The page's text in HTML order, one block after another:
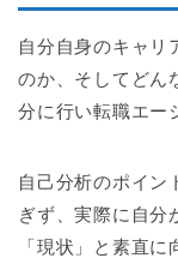
自分自身のキャリ
のか、そしてどん
分に行い転職エー
自己分析のポイン
ぎず、実際に自分
「現状」と素直